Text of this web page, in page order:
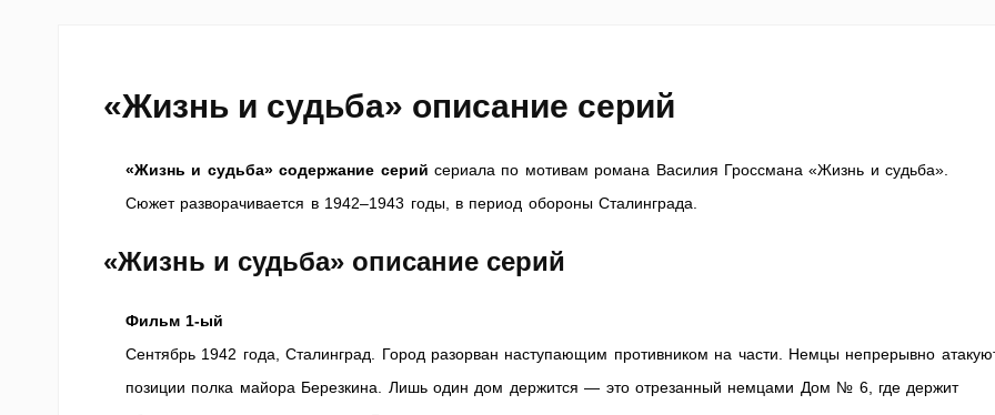
«Жизнь и судьба» описание серий
«Жизнь и судьба» содержание серий сериала по мотивам романа Василия Гроссмана «Жизнь и судьба».
Сюжет разворачивается в 1942–1943 годы, в период обороны Сталинграда.
«Жизнь и судьба» описание серий
Фильм 1-ый
Сентябрь 1942 года, Сталинград. Город разорван наступающим противником на части. Немцы непрерывно
позиции полка майора Березкина. Лишь один дом держится — это отрезанный немцами Дом № 6, где держит